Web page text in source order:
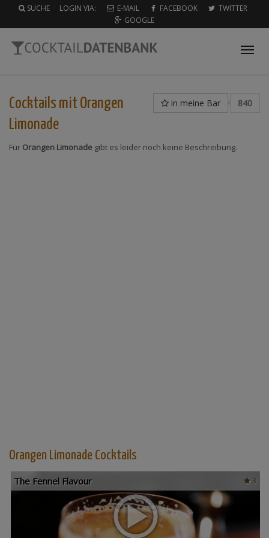
SUCHE LOGIN VIA: E-MAIL FACEBOOK
TWITTER
GOOGLE
in meine Bar 840
Cocktails mit Orangen
Limonade
Für Orangen Limonade gibt es leider noch keine Beschreibung.
Orangen Limonade Cocktails
3
The Fennel Flavour